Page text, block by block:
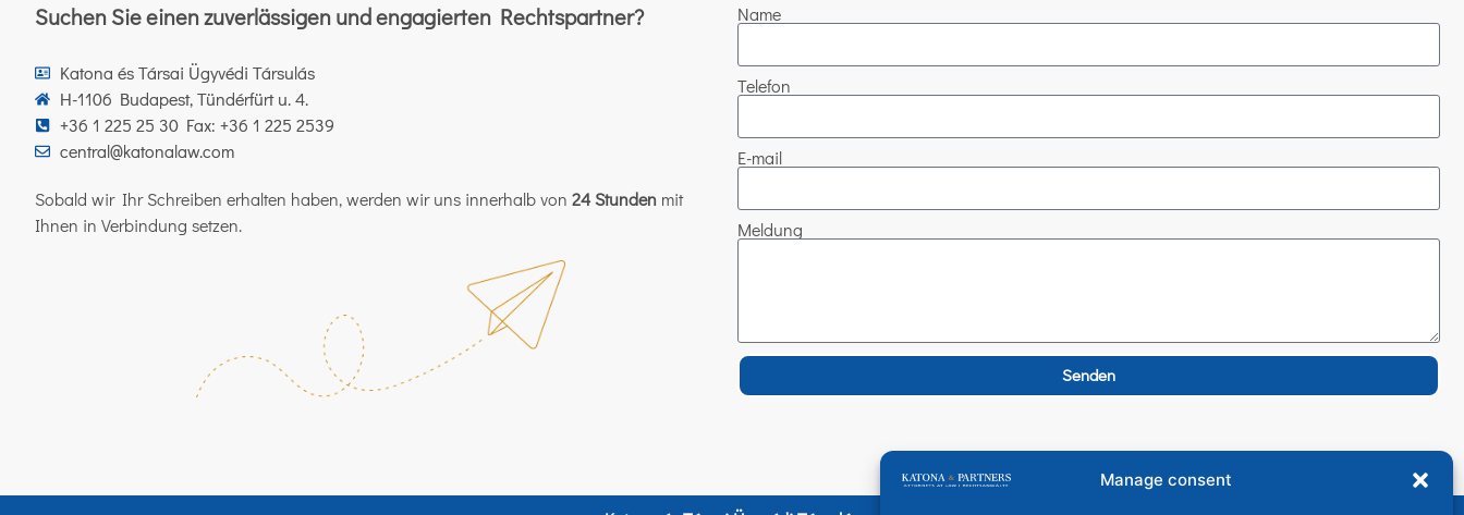
Manage consent
Suchen Sie einen zuverlässigen und engagierten Rechtspartner?
Katona és Társai Ügyvédi Társulás
H-1106 Budapest, Tündérfürt u. 4.
+36 1 225 25 30 Fax: +36 1 225 2539
central@katonalaw.com
Sobald wir Ihr Schreiben erhalten haben, werden wir uns innerhalb von 24 Stunden mit
Ihnen in Verbindung setzen.
Name
Telefon
E-mail
Meldung
Senden